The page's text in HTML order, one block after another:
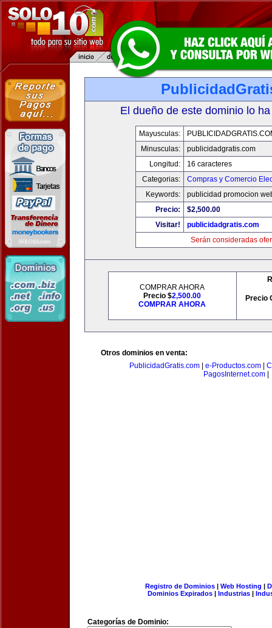
El dueño de este dominio lo
Mayusculas:
Minusculas:
publicidadgratis.com
Longitud:
16 caracteres
Categorias:
Compras y Comercio
Keywords:
publicidad promocion
Precio:
$2,500.00
Visitar!
publicidadgratis.com
Serán consideradas
COMPRAR AHORA
Precio $2,500.00
COMPRAR AHORA
Precio
Otros dominios en venta:
PublicidadGratis.com
e-Productos.com
PagosInternet.com
Registro de Dominios| Web Hosting |
Dominios Expirados | Industrias |
Categorías de Dominio: